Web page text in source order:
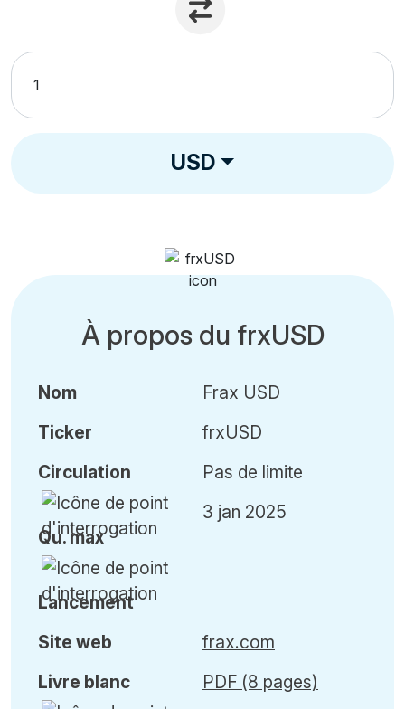
USD
À propos du frxUSD
Nom
Ticker
Circulation
Qu.max
Lancement
Frax USD
frxUSD
Pas de limite
3 jan 2025
Site web
Livre blanc
frax.com
PDF (8 pages)